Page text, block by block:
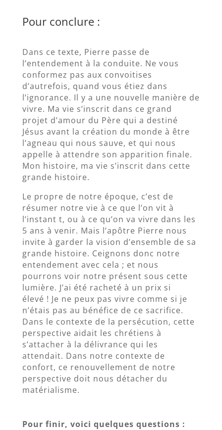
Pour conclure :
Dans ce texte, Pierre passe de
l’entendement à la conduite. Ne vous
conformez pas aux convoitises
d’autrefois, quand vous étiez dans
l’ignorance. Il y a une nouvelle manière de
vivre. Ma vie s’inscrit dans ce grand
projet d’amour du Père qui a destiné
Jésus avant la création du monde à être
l’agneau qui nous sauve, et qui nous
appelle à attendre son apparition finale.
Mon histoire, ma vie s’inscrit dans cette
grande histoire.
Le propre de notre époque, c’est de
résumer notre vie à ce que l’on vit à
l’instant t, ou à ce qu’on va vivre dans les
5 ans à venir. Mais l’apôtre Pierre nous
invite à garder la vision d’ensemble de sa
grande histoire. Ceignons donc notre
entendement avec cela ; et nous
pourrons voir notre présent sous cette
lumière. J’ai été racheté à un prix si
élevé ! Je ne peux pas vivre comme si je
n’étais pas au bénéfice de ce sacrifice.
Dans le contexte de la persécution, cette
perspective aidait les chrétiens à
s’attacher à la délivrance qui les
attendait. Dans notre contexte de
confort, ce renouvellement de notre
perspective doit nous détacher du
matérialisme.
Pour finir, voici quelques questions :